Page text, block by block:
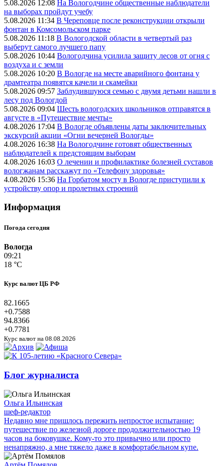
5.08.2026 12:08 На Вологодчине общественные наблюдатели
на выборах пройдут учебу
5.08.2026 11:34 В Череповце после реконструкции открыли
фонтан в Комсомольском парке
5.08.2026 11:18 В Вологодской области в четвертый раз
выберут самого лучшего папу
5.08.2026 10:44 Вологодчина усилила защиту лесов от огня с
воздуха и с земли
5.08.2026 10:20 В Вологде на месте аварийного фонтана у
драмтеатра появятся качели и скамейки
5.08.2026 09:57 Заблудившуюся семью с двумя детьми нашли в
лесу под Вологдой
5.08.2026 09:04 Шесть вологодских школьников отправятся в
августе в «Путешествие мечты»
4.08.2026 17:04 В Вологде объявлены даты заключительных
экскурсий акции «Огни вечерней Вологды»
4.08.2026 16:38 На Вологодчине готовят общественных
наблюдателей к предстоящим выборам
4.08.2026 16:03 О лечении и профилактике болезней суставов
вологжанам расскажут по «Телефону здоровья»
4.08.2026 15:36 На Горбатом мосту в Вологде приступили к
устройству опор и пролетных строений
Информация
Погода сегодня
Вологда
09:21
18 °C
Курс валют ЦБ РФ
82.1665
+0.7588
94.8366
+0.7781
Курс валют на 08.08.2026
Блог журналиста
Ольга Ильинская
шеф-редактор
Недавно мне пришлось пережить непростое испытание:
путешествие по железной дороге продолжительностью 19
часов на боковушке. Кому-то это привычно или просто
ненапряжно, а мне тяжело даже в комфортабельном купе.